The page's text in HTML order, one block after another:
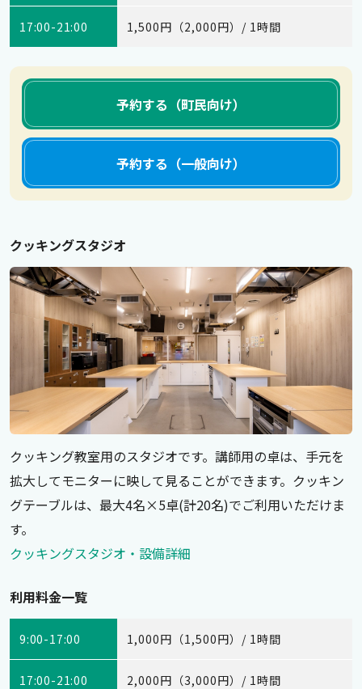
17:00-21:00 1,500円（2,000円）/ 1時間
予約する（町民向け）
予約する（一般向け）
クッキングスタジオ
クッキング教室用のスタジオです。講師用の卓は、手元を
拡大してモニターに映して見ることができます。クッキン
グテーブルは、最大4名×5卓(計20名)でご利用いただけま
す。
クッキングスタジオ・設備詳細
利用料金一覧
9:00-17:00 1,000円（1,500円）/ 1時間
17:00-21:00 2,000円（3,000円）/ 1時間